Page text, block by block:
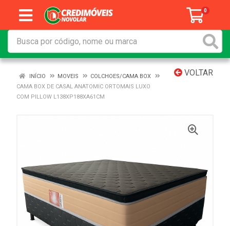
0
VOLTAR
INÍCIO MOVEIS
COLCHOES/CAMA BOX
CAMA BOX DE CASAL ANATOMIC ORTOMAIS LUXO
COM PILLOW L138XP188XA61CM